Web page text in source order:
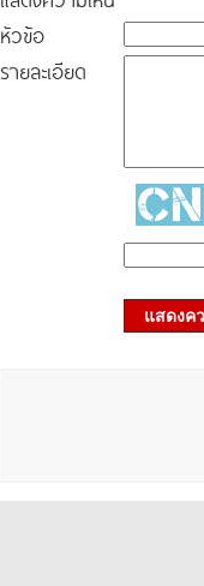
หัวข้อ
รายละเอียด
แสดงค